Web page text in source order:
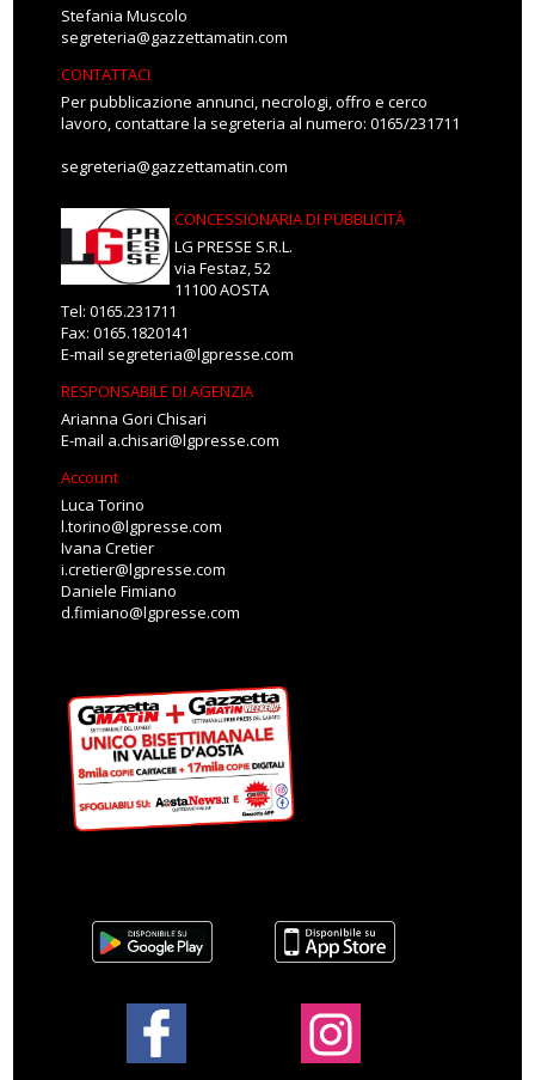
Stefania Muscolo
segreteria@gazzettamatin.com
CONTATTACI
Per pubblicazione annunci, necrologi, offro e cerco
lavoro, contattare la segreteria al numero: 0165/231711
segreteria@gazzettamatin.com
CONCESSIONARIA DI PUBBLICITÀ
LG PRESSE S.R.L.
via Festaz, 52
11100 AOSTA
Tel: 0165.231711
Fax: 0165.1820141
E-mail segreteria@lgpresse.com
RESPONSABILE DI AGENZIA
Arianna Gori Chisari
E-mail a.chisari@lgpresse.com
Account
Luca Torino
l.torino@lgpresse.com
Ivana Cretier
i.cretier@lgpresse.com
Daniele Fimiano
d.fimiano@lgpresse.com